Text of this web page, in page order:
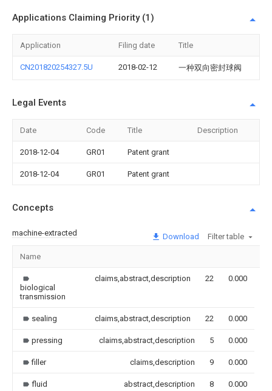
Applications Claiming Priority (1)
Application Filing date Title
CN201820254327.5U 2018-02-12 一种双向密封球阀
Legal Events
Date Code Title Description
2018-12-04 GR01 Patent grant
2018-12-04 GR01 Patent grant
Concepts
machine-extracted Download Filter table
Name
biological
transmission
claims,abstract,description 22 0.000
sealing claims,abstract,description 22 0.000
pressing claims,abstract,description 5 0.000
filler claims,description 9 0.000
fluid abstract,description 8 0.000